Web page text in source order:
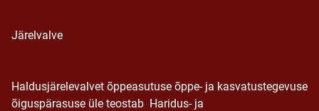
Järelvalve
Haldusjärelevalvet õppeasutuse õppe- ja kasvatustegevuse
õiguspärasuse üle teostab Haridus- ja